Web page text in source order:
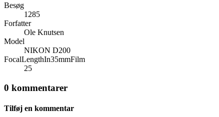
Besøg
1285
Forfatter
Ole Knutsen
Model
NIKON D200
FocalLengthIn35mmFilm
25
0 kommentarer
Tilføj en kommentar